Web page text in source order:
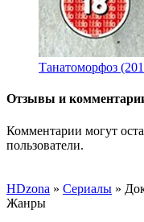
Танатоморфоз
Отзывы и
Комментарии могут
пользователи.
HDzona » Сериалы »
Жанры